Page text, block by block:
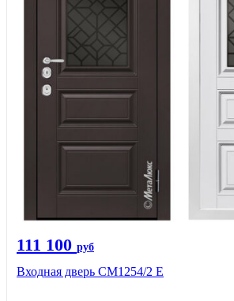
111 100 руб
Входная дверь СМ1254/2 E